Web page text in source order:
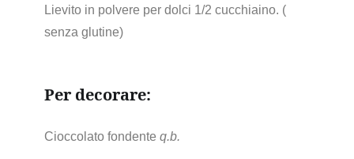
Lievito in polvere per dolci 1/2 cucchiaino. (
senza glutine)
Per decorare:
Cioccolato fondente q.b.